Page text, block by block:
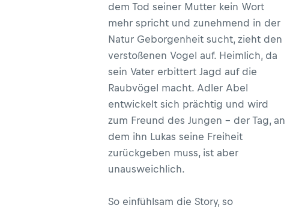
dem Tod seiner Mutter kein Wort
mehr spricht und zunehmend in der
Natur Geborgenheit sucht, zieht den
verstoßenen Vogel auf. Heimlich, da
sein Vater erbittert Jagd auf die
Raubvögel macht. Adler Abel
entwickelt sich prächtig und wird
zum Freund des Jungen – der Tag, an
dem ihn Lukas seine Freiheit
zurückgeben muss, ist aber
unausweichlich.
So einfühlsam die Story, so